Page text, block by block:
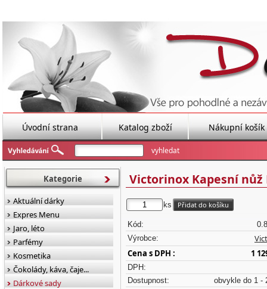
Úvodní strana Katalog zboží Nákupní košík
Victorinox Kapesní nůž
ks
Kód:
Výrobce:
Cena s DPH :
1
DPH:
Dostupnost:
obvykle do 1 -
Kategorie
Aktuální dárky
Expres Menu
Jaro, léto
Parfémy
Kosmetika
Čokolády, káva, čaje...
Dárkové sady